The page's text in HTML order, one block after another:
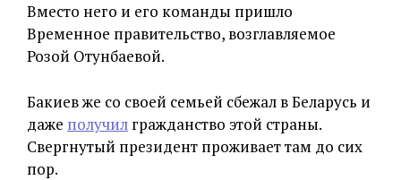
Вместо него и его команды пришло
Временное правительство, возглавляемое
Розой Отунбаевой.
Бакиев же со своей семьей сбежал в Беларусь и
даже получил гражданство этой страны.
Свергнутый президент проживает там до сих
пор.